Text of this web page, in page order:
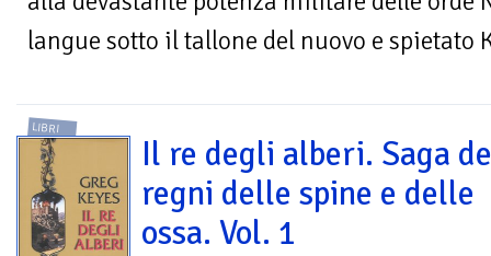
langue sotto il tallone del nuovo e spietato
LIBRI
Il re degli alberi. Saga
regni delle spine e delle
ossa. Vol. 1